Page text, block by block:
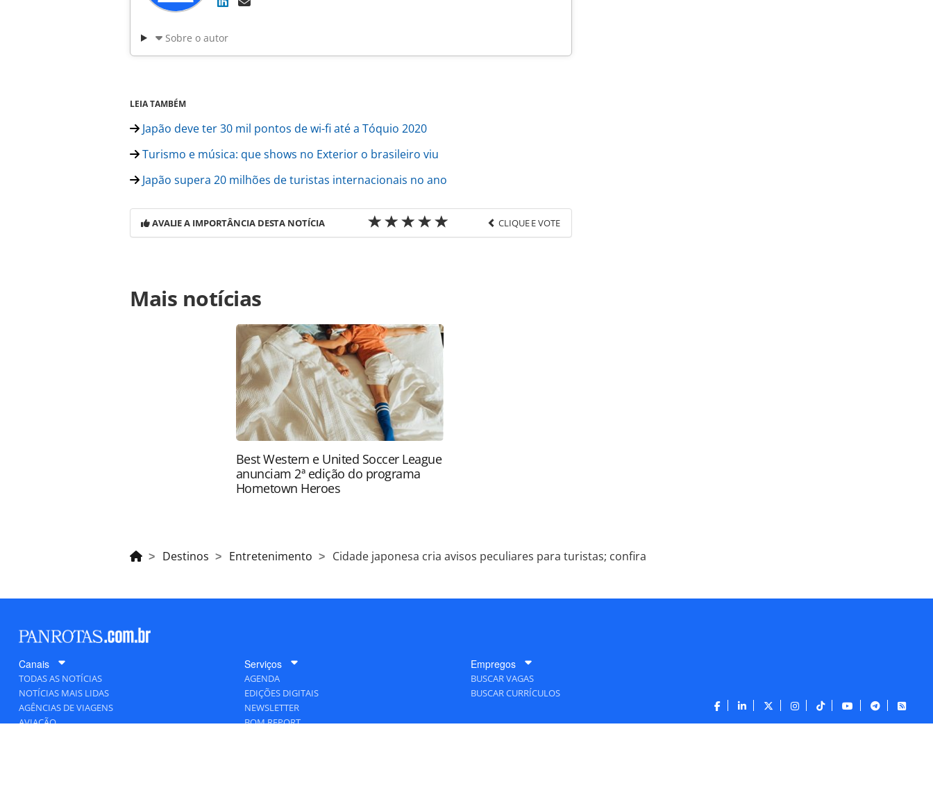
Sobre o autor
LEIA TAMBÉM
Japão deve ter 30 mil pontos de wi-fi até a Tóquio 2020
Turismo e música: que shows no Exterior o brasileiro viu
Japão supera 20 milhões de turistas internacionais no ano
AVALIE A IMPORTÂNCIA DESTA NOTÍCIA CLIQUE E VOTE
https://www.panrotas.com.br/noticia-turismo/destinos/2017/02/cidade-japonesa-cria-
avisos-peculiares-para-turistas-confira_144570.html ou as ferramentas oferecidas na
página. Todo o conteúdo produzido pela PANROTAS Editora é protegido pela legislação
brasileira sobre direito autoral. Não reproduza o conteúdo sem autorização da
PANROTAS Editora (copyright@panrotas.com.br).
Mais notícias
Best Western e United Soccer League
anunciam 2ª edição do programa
Hometown Heroes
Destinos Entretenimento Cidade japonesa cria avisos peculiares para turistas; confira
Canais
TODAS AS NOTÍCIAS
NOTÍCIAS MAIS LIDAS
AGÊNCIAS DE VIAGENS
AVIAÇÃO
Serviços
AGENDA
EDIÇÕES DIGITAIS
NEWSLETTER
BOM REPORT
Empregos
BUSCAR VAGAS
BUSCAR CURRÍCULOS